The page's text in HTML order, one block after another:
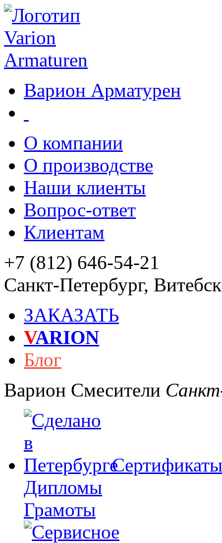
Варион Арматурен
О компании
О производстве
Наши клиенты
Вопрос-ответ
Клиентам
+7 (812) 646-54-21
Санкт-Петербург,
ЗАКАЗАТЬ
VARION
Блог
Варион Смесители
Сертификаты
Дипломы
Грамоты